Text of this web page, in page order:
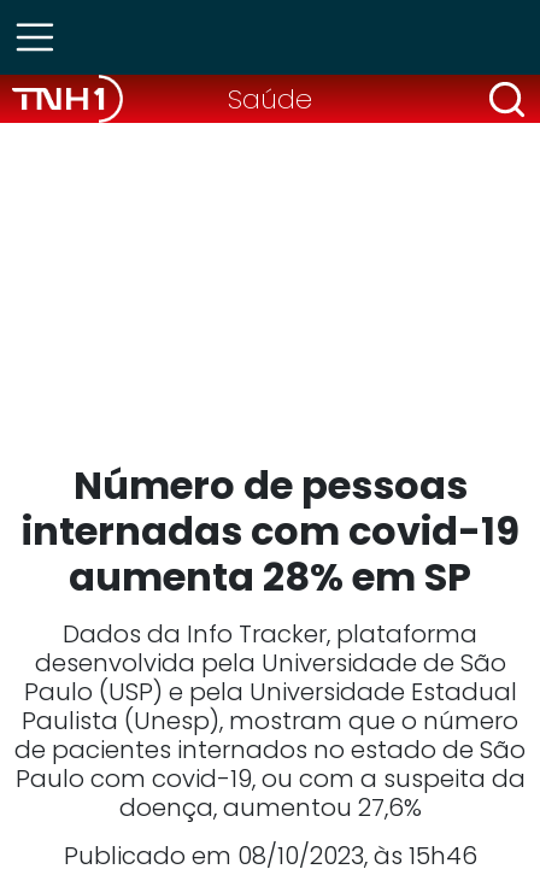
Saúde
Número de pessoas
internadas com covid-19
aumenta 28% em SP
Dados da Info Tracker, plataforma
desenvolvida pela Universidade de São
Paulo (USP) e pela Universidade Estadual
Paulista (Unesp), mostram que o número
de pacientes internados no estado de São
Paulo com covid-19, ou com a suspeita da
doença, aumentou 27,6%
Publicado em 08/10/2023, às 15h46